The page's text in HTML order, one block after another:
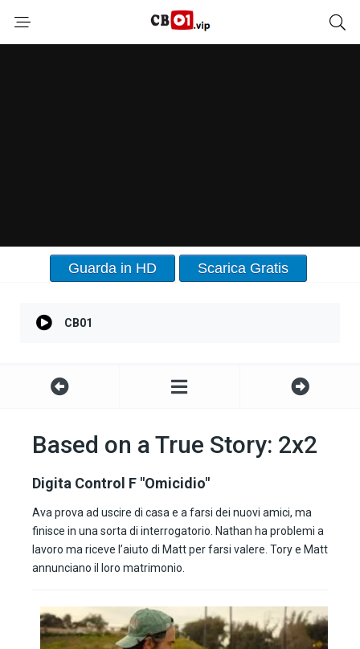
Guarda in HD Scarica Gratis
CB01
Based on a True Story: 2x2
Digita Control F "Omicidio"
Ava prova ad uscire di casa e a farsi dei nuovi amici, ma
finisce in una sorta di interrogatorio. Nathan ha problemi a
lavoro ma riceve l’aiuto di Matt per farsi valere. Tory e Matt
annunciano il loro matrimonio.